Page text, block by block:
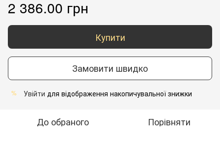
2 386.00 грн
Купити
Замовити швидко
% Увійти для відображення накопичувальної знижки
До обраного Порівняти